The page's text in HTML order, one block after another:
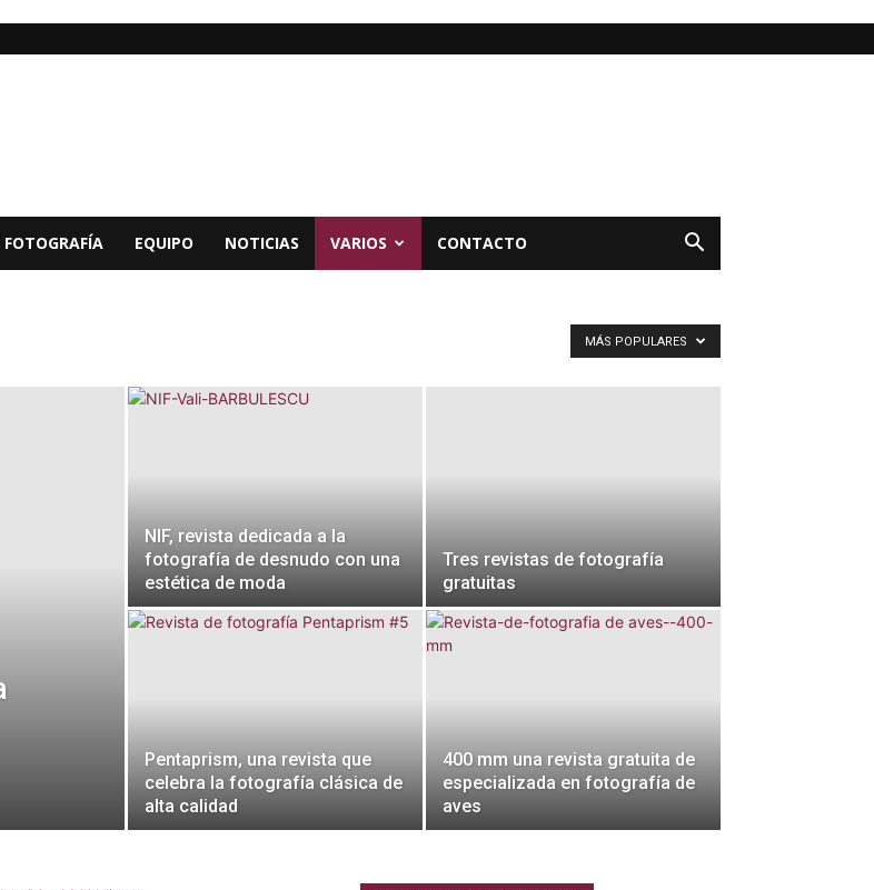
FOTOGRAFÍA EQUIPO NOTICIAS VARIOS CONTACTO
MÁS POPULARES
NIF, revista dedicada a la
fotografía de desnudo con una
estética de moda
Tres revistas de fotografía
gratuitas
Pentaprism, una revista que
celebra la fotografía clásica de
alta calidad
400 mm una revista gratuita de
especializada en fotografía de
aves